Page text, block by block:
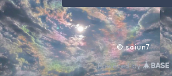
キャップ
バケットハット
七分袖Tシャツ
長袖Tシャツ © saiun7
Powered by